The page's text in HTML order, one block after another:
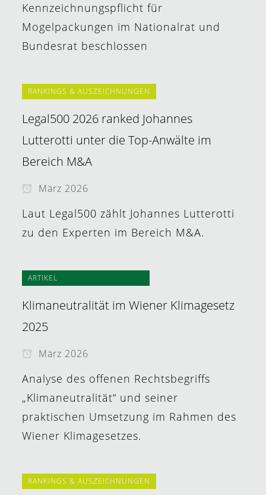
Kennzeichnungspflicht für
Mogelpackungen im Nationalrat und
Bundesrat beschlossen
RANKINGS & AUSZEICHNUNGEN
Legal500 2026 ranked Johannes
Lutterotti unter die Top-Anwälte im
Bereich M&A
März 2026
Laut Legal500 zählt Johannes Lutterotti
zu den Experten im Bereich M&A.
ARTIKEL
Klimaneutralität im Wiener Klimagesetz
2025
März 2026
Analyse des offenen Rechtsbegriffs
„Klimaneutralität“ und seiner
praktischen Umsetzung im Rahmen des
Wiener Klimagesetzes.
RANKINGS & AUSZEICHNUNGEN